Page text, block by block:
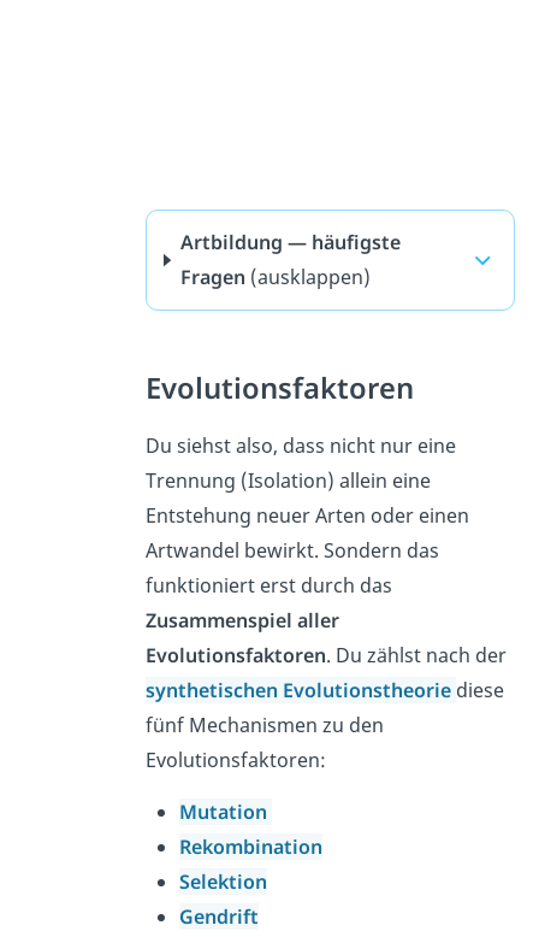
Artbildung — häufigste
Fragen (ausklappen)
Evolutionsfaktoren
Du siehst also, dass nicht nur eine
Trennung (Isolation) allein eine
Entstehung neuer Arten oder einen
Artwandel bewirkt. Sondern das
funktioniert erst durch das
Zusammenspiel aller
Evolutionsfaktoren. Du zählst nach der
synthetischen Evolutionstheorie diese
fünf Mechanismen zu den
Evolutionsfaktoren:
Mutation
Rekombination
Selektion
Gendrift